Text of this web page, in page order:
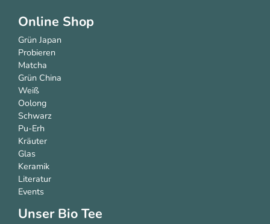
Online Shop
Grün Japan
Probieren
Matcha
Grün China
Weiß
Oolong
Schwarz
Pu-Erh
Kräuter
Glas
Keramik
Literatur
Events
Unser Bio Tee